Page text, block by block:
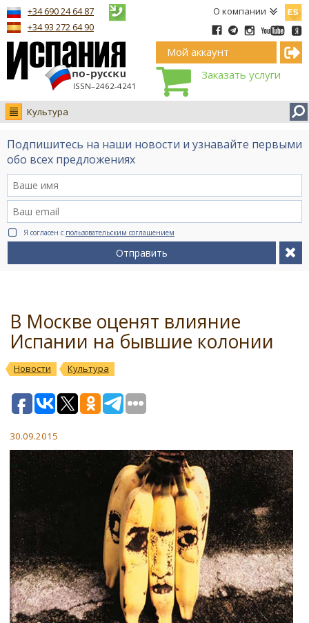
О компании
ISSN–2462-4241
+34 690 24 64 87
+34 93 272 64 90
Мой аккаунт
Заказать услуги
Культура
Новости
Интервью
Видео Ruso.TV
BCN life
Сервис на немецком
Подпишитесь на наши новости и узнавайте первыми
обо всех предложениях
Я согласен с пользовательским соглашением
Отправить
В Москве оценят влияние
Испании на бывшие колонии
Новости Культура
30.09.2015